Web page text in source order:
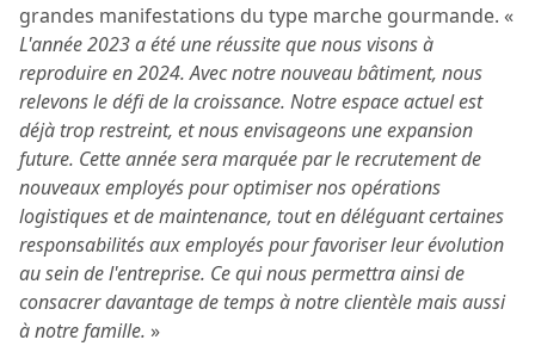
grandes manifestations du type marche gourmande. «
L'année 2023 a été une réussite que nous visons à
reproduire en 2024. Avec notre nouveau bâtiment, nous
relevons le défi de la croissance. Notre espace actuel est
déjà trop restreint, et nous envisageons une expansion
future. Cette année sera marquée par le recrutement de
nouveaux employés pour optimiser nos opérations
logistiques et de maintenance, tout en déléguant certaines
responsabilités aux employés pour favoriser leur évolution
au sein de l'entreprise. Ce qui nous permettra ainsi de
consacrer davantage de temps à notre clientèle mais aussi
à notre famille. »